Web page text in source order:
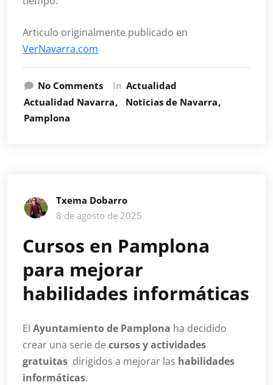
Articulo originalmente publicado en
VerNavarra.com
No Comments In Actualidad
Actualidad Navarra
Noticias de Navarra
Pamplona
Txema Dobarro
8 de agosto de 2025
Cursos en Pamplona
para mejorar
habilidades informáticas
El Ayuntamiento de Pamplona ha decidido
crear una serie de cursos y actividades
gratuitas dirigidos a mejorar las habilidades
informáticas.